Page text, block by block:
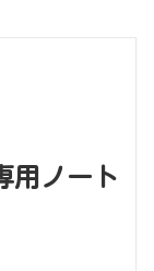
用ノート